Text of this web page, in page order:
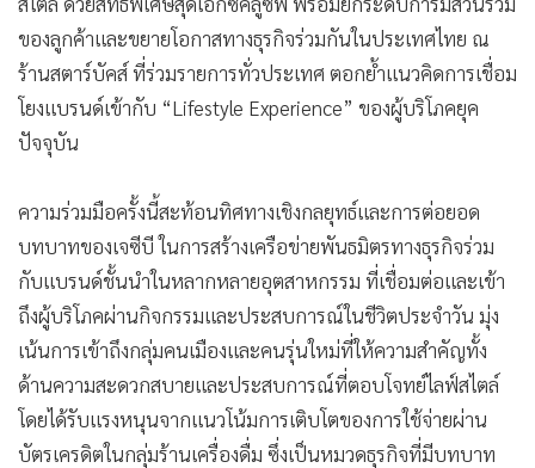
• ชุมชน-คุณภาพชีวิต
• อาชญากรรม
• Motoring
• เกม
• SMEs
• หุ้น
• อินโดจีน
กองทุนรวม
•
•
Factcheck
• ญี่ปุ่น
ตาร์บัคส์ ประเทศไทยเปิดตัวแคมเปญความร่วมมือครั้งแรกใน
ประเทศไทย เพื่อสร้างคุณค่าเพิ่มให้แก่ฐานลูกค้าทั้งสองแบรนด์
ผ่านการผสานจุดแข็งด้านการชำระเงินและธุรกิจค้าปลีกไลฟ์
สไตล์ ด้วยสิทธิพิเศษสุดเอ็กซ์คลูซีฟ พร้อมยกระดับการมีส่วนร่วม
ร้านสตาร์บัคส์ ที่ร่วมรายการทั่วประเทศ ตอกย้ำแนวคิดการเชื่อม
โยงแบรนด์เข้ากับ “Lifestyle Experience” ของผู้บริโภคยุค
ปัจจุบัน
ความร่วมมือครั้งนี้สะท้อนทิศทางเชิงกลยุทธ์และการต่อยอด
บทบาทของเจซีบี ในการสร้างเครือข่ายพันธมิตรทางธุรกิจร่วม
กับแบรนด์ชั้นนำในหลากหลายอุตสาหกรรม ที่เชื่อมต่อและเข้า
ถึงผู้บริโภคผ่านกิจกรรมและประสบการณ์ในชีวิตประจำวัน มุ่ง